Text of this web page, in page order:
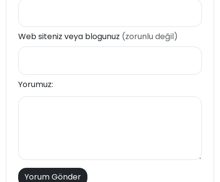
Web siteniz veya blogunuz (zorunlu değil)
Yorumuz: